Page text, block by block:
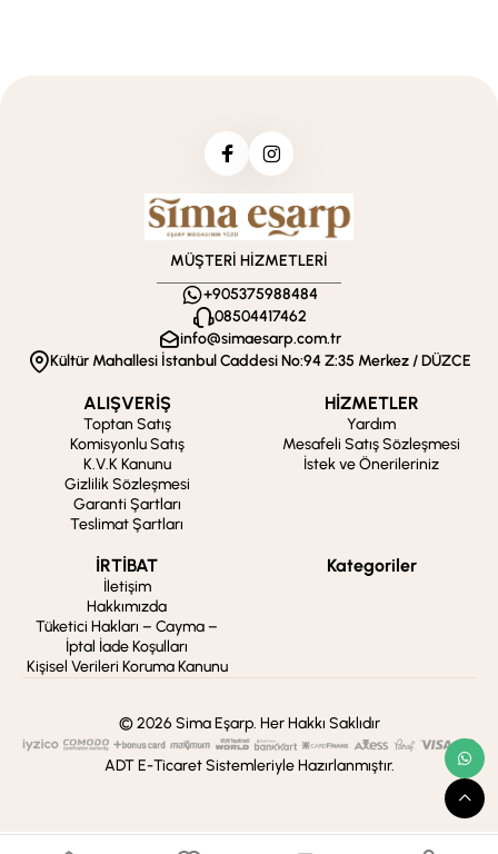
MÜŞTERİ HİZMETLERİ
+905375988484
08504417462
info@simaesarp.com.tr
Kültür Mahallesi İstanbul Caddesi No:94 Z:35 Merkez / DÜZCE
ALIŞVERİŞ
Toptan Satış
Komisyonlu Satış
K.V.K Kanunu
Gizlilik Sözleşmesi
Garanti Şartları
Teslimat Şartları
HİZMETLER
Yardım
Mesafeli Satış Sözleşmesi
İstek ve Önerileriniz
İRTİBAT
İletişim
Hakkımızda
Tüketici Hakları – Cayma –
İptal İade Koşulları
Kişisel Verileri Koruma Kanunu
Kategoriler
© 2026 Sima Eşarp. Her Hakkı Saklıdır
ADT E-Ticaret Sistemleriyle Hazırlanmıştır.